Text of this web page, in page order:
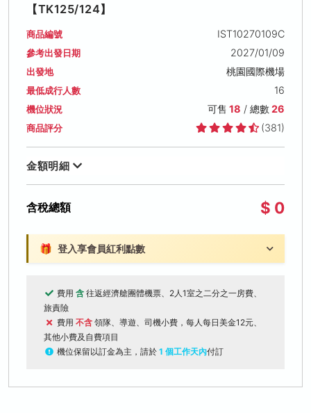
【TK125/124】
商品編號 IST10270109C
參考出發日期 2027/01/09
出發地 桃園國際機場
最低成行人數 16
機位狀況 可售 18 / 總數26
商品評分 (381)
金額明細
含稅總額 $ 0
🎁 登入享會員紅利點數
費用 含 往返經濟艙團體機票、2人1室之二分之一房費、
旅責險
費用 不含 領隊、導遊、司機小費，每人每日美金12元、
其他小費及自費項目
機位保留以訂金為主，請於 1 個工作天內付訂